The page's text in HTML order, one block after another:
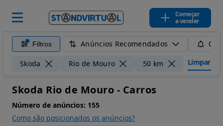
Começar
a vender
Filtros Anúncios Recomendados
Skoda Rio de Mouro 50 km Limpar
Skoda Rio de Mouro - Carros
Número de anúncios: 155
Como são posicionados os anúncios?